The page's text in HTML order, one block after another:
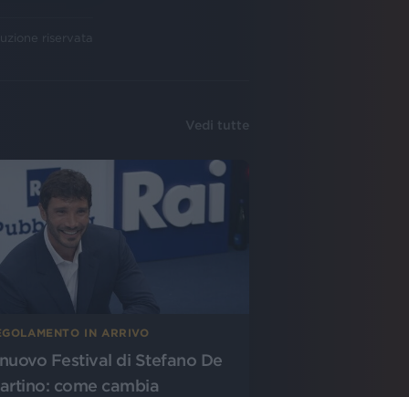
riservata
Vedi tutte
IN ARRIVO
Festival di Stefano De
come cambia